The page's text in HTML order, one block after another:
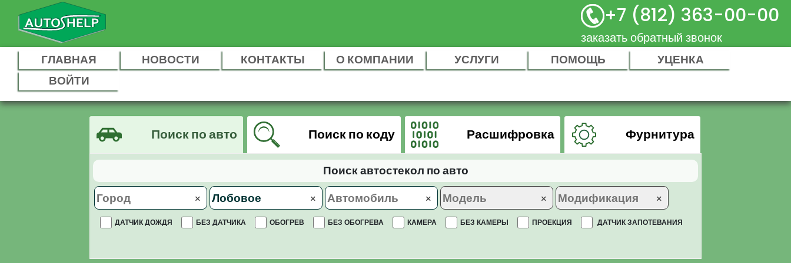
+7 (812) 363-00-00
заказать обратный звонок
ГЛАВНАЯ НОВОСТИ КОНТАКТЫ О КОМПАНИИ УСЛУГИ ПОМОЩЬ
УЦЕНКА
ВОЙТИ
Поиск по авто Поиск по коду Расшифровка Фурнитура
Поиск автостекол по авто
× × × × ×
ДАТЧИК ДОЖДЯ БЕЗ ДАТЧИКА ОБОГРЕВ БЕЗ ОБОГРЕВА КАМЕРА БЕЗ КАМЕРЫ ПРОЕКЦИЯ ДАТЧИК ЗАПОТЕВАНИЯ